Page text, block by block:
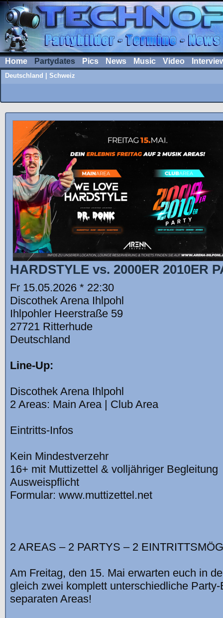
Home Partydates Pics News Music Video
Deutschland Schweiz
HARDSTYLE vs. 2000ER 2010ER
Fr 15.05.2026 * 22:30
Discothek Arena Ihlpohl
Ihlpohler Heerstraße 59
27721 Ritterhude
Deutschland
Line-Up:
Discothek Arena Ihlpohl
2 Areas: Main Area | Club Area
Eintritts-Infos
Kein Mindestverzehr
16+ mit Muttizettel & volljähriger Begleitung
Ausweispflicht
Formular: www.muttizettel.net
2 AREAS – 2 PARTYS – 2
Am Freitag, den 15. Mai erwarten euch in
gleich zwei komplett unterschiedliche
separaten Areas!